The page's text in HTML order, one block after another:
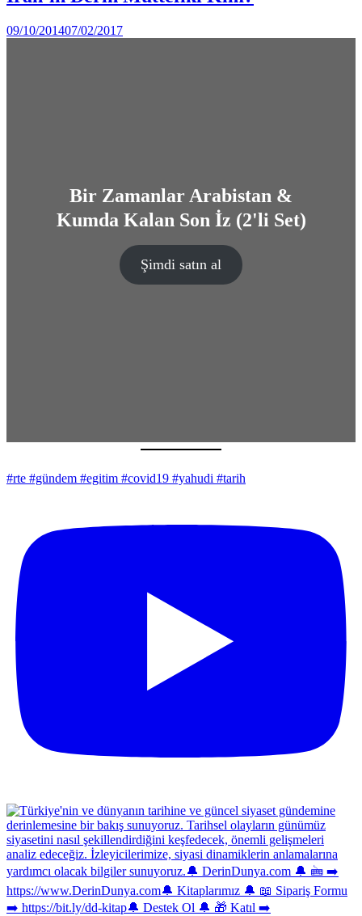
in
by
09/10/201407/02/2017
Bir Zamanlar Arabistan &
Kumda Kalan Son İz (2'li Set)
Şimdi satın al
#rte #gündem #egitim #covid19 #yahudi #tarih